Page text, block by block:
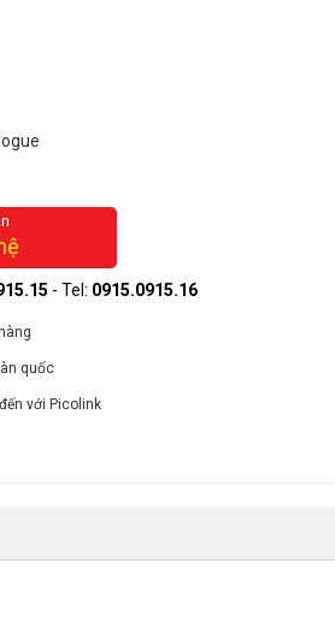
- Tel: 0915.0915.16
quốc
với Picolink